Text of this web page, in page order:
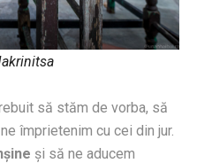
să stăm de vorba, să
împrietenim cu cei din jur.
şi să ne aducem